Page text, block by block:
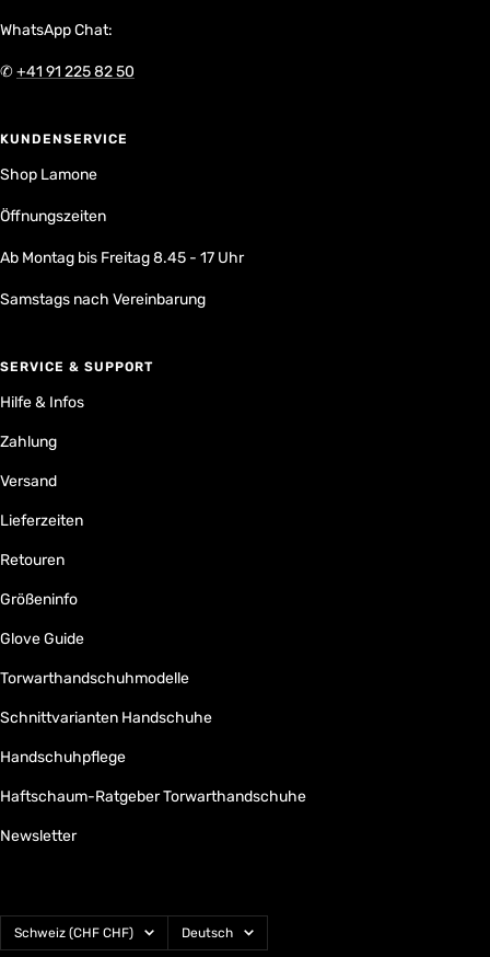
WhatsApp Chat:
✆+41 91 225 82 50
KUNDENSERVICE
Shop Lamone
Öffnungszeiten
Ab Montag bis Freitag 8.45 - 17 Uhr
Samstags nach Vereinbarung
SERVICE & SUPPORT
Hilfe & Infos
Zahlung
Versand
Lieferzeiten
Retouren
Größeninfo
Glove Guide
Torwarthandschuhmodelle
Schnittvarianten Handschuhe
Handschuhpflege
Haftschaum-Ratgeber Torwarthandschuhe
Newsletter
Land/Region
Schweiz (CHF CHF) Sprache
Deutsch